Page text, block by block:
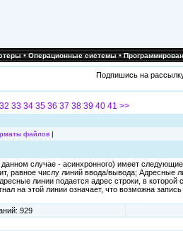
•Операционные системы•
Подпишись на
32 33 34 35 36 37 38 39 40 41 >>
файлов |
случае - асинхронного) имеет
равное числу линий ввода/вывода; Адресные
линии подается адрес строки, в которой
на этой линии означает, что возможна
929